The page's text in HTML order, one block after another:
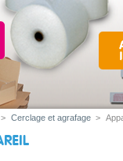
> Cerclage et agrafage >